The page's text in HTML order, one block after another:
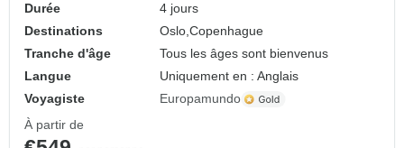
Durée
4 jours
Destinations
Oslo,Copenhague
Tranche d'âge
Tous les âges sont bienvenus
Langue
Uniquement en : Anglais
Voyagiste
Europamundo
À partir de